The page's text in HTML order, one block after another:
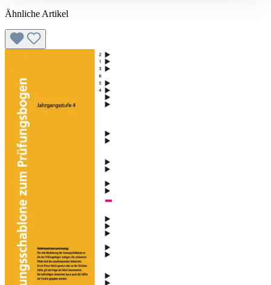
Ähnliche Artikel